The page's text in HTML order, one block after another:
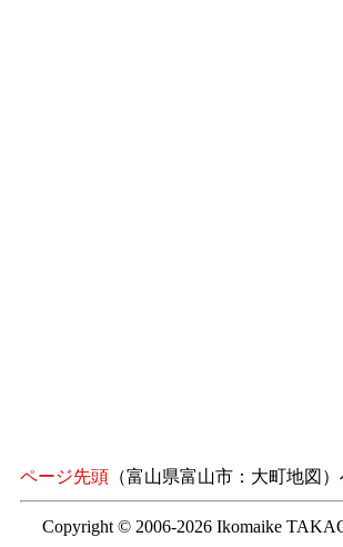
ページ先頭 （富山県富山市：大町地図）
Copyright © 2006-2026 Ikomaike